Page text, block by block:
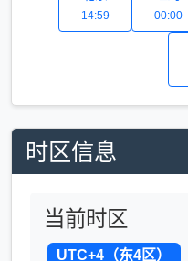
14:59 00:00
时区信息
当前时区
UTC+4（东4区）